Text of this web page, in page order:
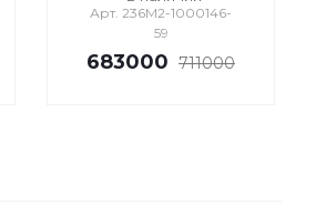
Арт. 236М2-1000146-
59
683000 711000